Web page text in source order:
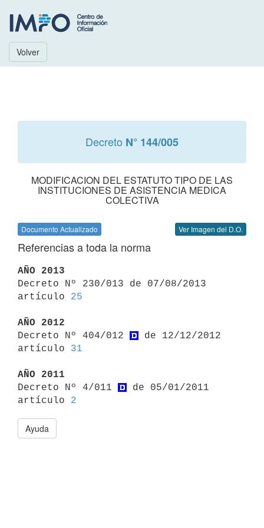
Volver
Decreto N° 144/005
MODIFICACION DEL ESTATUTO TIPO DE LAS
INSTITUCIONES DE ASISTENCIA MEDICA
COLECTIVA
Documento Actualizado Ver Imagen del D.O.
Referencias a toda la norma
AÑO 2013
Decreto Nº 230/013 de 07/08/2013
artículo 25
AÑO 2012
Decreto Nº 404/012
de 12/12/2012
artículo 31
AÑO 2011
Decreto Nº 4/011
de 05/01/2011
artículo 2
Ayuda